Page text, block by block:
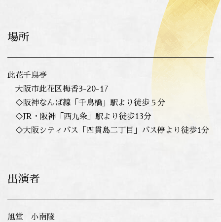
場所
此花千鳥亭
大阪市此花区梅香3-20-17
◇阪神なんば線「千鳥橋」駅より徒歩５分
◇JR・阪神「西九条」駅より徒歩13分
◇大阪シティバス「四貫島二丁目」バス停より徒歩1分
出演者
旭堂 小南陵